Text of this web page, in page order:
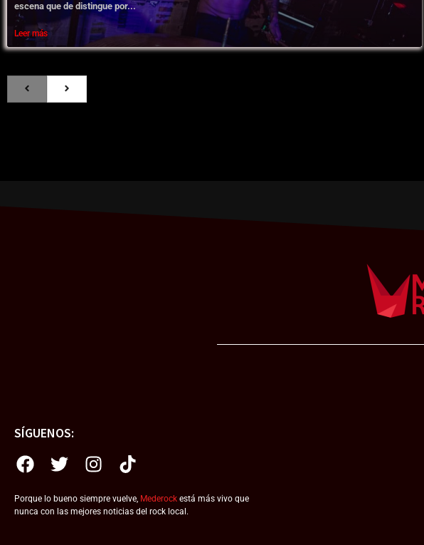
escena que de distingue por...
Leer más
SÍGUENOS:
Porque lo bueno siempre vuelve, Mederock está más vivo que
nunca con las mejores noticias del rock local.